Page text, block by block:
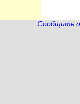
Сообщить о